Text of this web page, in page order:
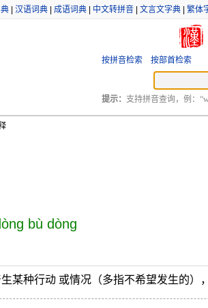
| 汉语词典| 成语词典| 中文转拼音| 文言文字典| 繁体
按拼音检索 按部首检索
提示： 支持拼音查询，例：
bù dòng
某种行动 或情况（多指不希望发生的）